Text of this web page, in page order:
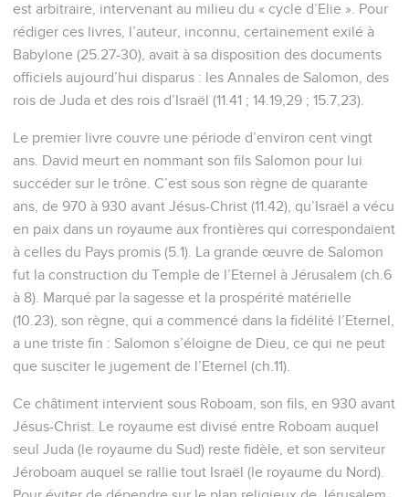
est arbitraire, intervenant au milieu du « cycle d’Elie ». Pour
rédiger ces livres, l’auteur, inconnu, certainement exilé à
Babylone (25.27-30), avait à sa disposition des documents
officiels aujourd’hui disparus : les Annales de Salomon, des
rois de Juda et des rois d’Israël (11.41 ; 14.19,29 ; 15.7,23).
Le premier livre couvre une période d’environ cent vingt
ans. David meurt en nommant son fils Salomon pour lui
succéder sur le trône. C’est sous son règne de quarante
ans, de 970 à 930 avant Jésus-Christ (11.42), qu’Israël a vécu
en paix dans un royaume aux frontières qui correspondaient
à celles du Pays promis (5.1). La grande œuvre de Salomon
fut la construction du Temple de l’Eternel à Jérusalem (ch.6
à 8). Marqué par la sagesse et la prospérité matérielle
(10.23), son règne, qui a commencé dans la fidélité l’Eternel,
a une triste fin : Salomon s’éloigne de Dieu, ce qui ne peut
que susciter le jugement de l’Eternel (ch.11).
Ce châtiment intervient sous Roboam, son fils, en 930 avant
Jésus-Christ. Le royaume est divisé entre Roboam auquel
seul Juda (le royaume du Sud) reste fidèle, et son serviteur
Jéroboam auquel se rallie tout Israël (le royaume du Nord).